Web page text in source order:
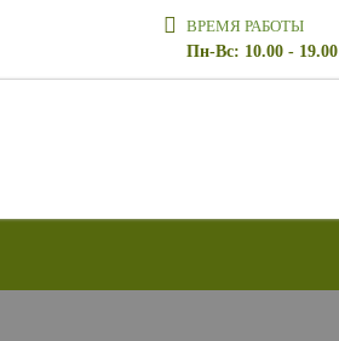
ВРЕМЯ РАБОТЫ
Пн-Вс: 10.00 - 19.00